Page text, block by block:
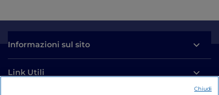
Informazioni sul sito
Link Utili
Chiudi